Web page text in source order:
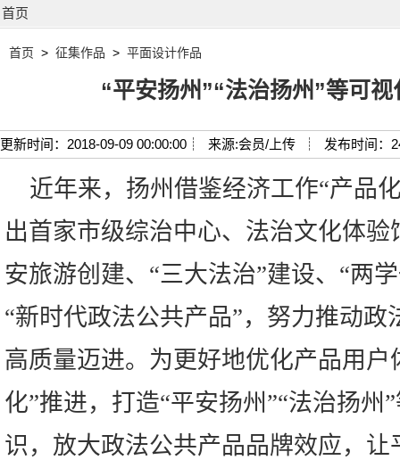
首页
首页 > 征集作品 > 平面设计作品
“平安扬州”“法治扬州”等可
更新时间：2018-09-09 00:00:00┊ 来源:会员/上传 ┊ 发布时间：
近年来，扬州借鉴经济工作“产品
出首家市级综治中心、法治文化体
安旅游创建、“三大法治”建设、“两
“新时代政法公共产品”，努力推动
高质量迈进。为更好地优化产品用户
化”推进，打造“平安扬州”“法治扬州
识，放大政法公共产品品牌效应，